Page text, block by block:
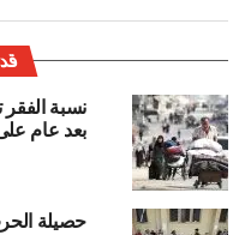
نسبة
بعد عام
حصيلة الحرب في